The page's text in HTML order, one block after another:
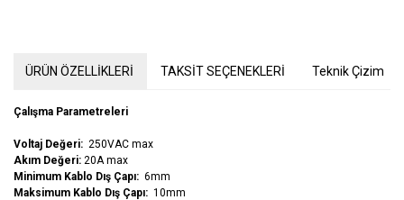
ÜRÜN ÖZELLİKLERİ TAKSİT SEÇENEKLERİ Teknik Çizim
Çalışma Parametreleri
Voltaj Değeri: 250VAC max
Akım Değeri: 20A max
Minimum Kablo Dış Çapı: 6mm
Maksimum Kablo Dış Çapı: 10mm